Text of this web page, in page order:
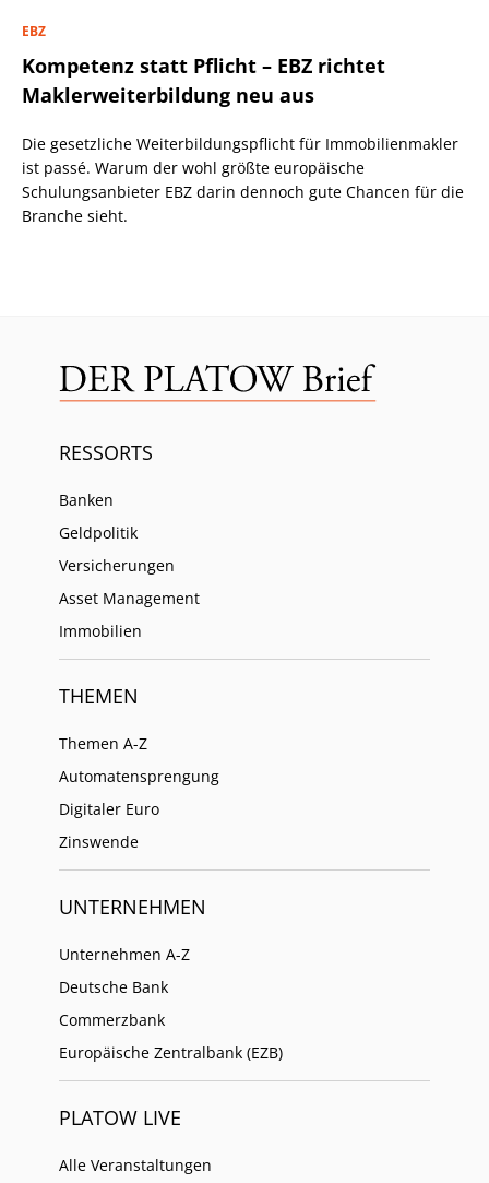
EBZ
Kompetenz statt Pflicht – EBZ richtet
Maklerweiterbildung neu aus
Die gesetzliche Weiterbildungspflicht für Immobilienmakler
ist passé. Warum der wohl größte europäische
Schulungsanbieter EBZ darin dennoch gute Chancen für die
Branche sieht.
RESSORTS
Banken
Geldpolitik
Versicherungen
Asset Management
Immobilien
THEMEN
Themen A-Z
Automatensprengung
Digitaler Euro
Zinswende
UNTERNEHMEN
Unternehmen A-Z
Deutsche Bank
Commerzbank
Europäische Zentralbank (EZB)
PLATOW LIVE
Alle Veranstaltungen